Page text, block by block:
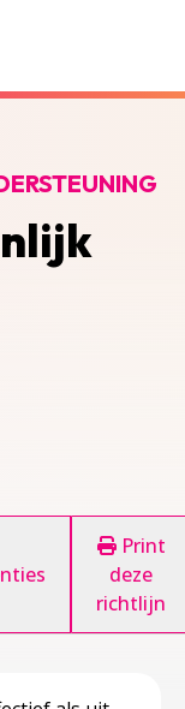
Print
deze
richtlijn